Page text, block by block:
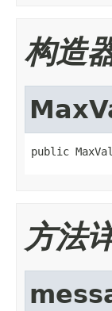
构造
public
方法